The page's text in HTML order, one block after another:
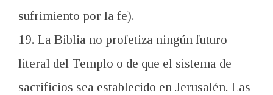
sufrimiento por la fe).
19. La Biblia no profetiza ningún futuro
literal del Templo o de que el sistema de
sacrificios sea establecido en Jerusalén. Las